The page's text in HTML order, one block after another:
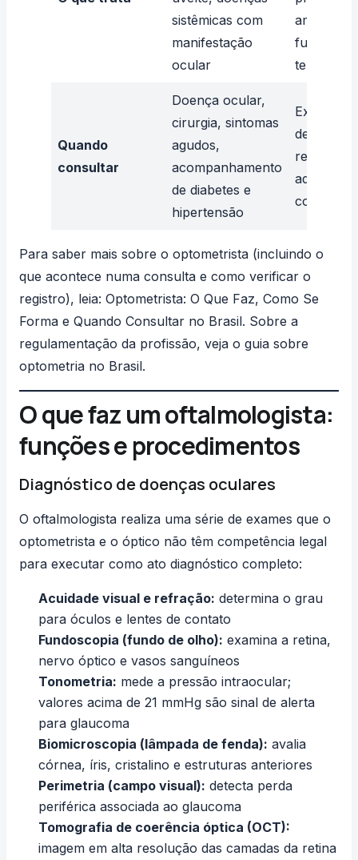
sistêmicas com
manifestação
ocular
ambliopia
funcional,
terapia
Quando
consultar
Doença ocular,
cirurgia, sintomas
agudos,
acompanhamento
de diabetes e
hipertensão
Exame de
de rotina,
renovar
adaptar
contato
Para saber mais sobre o optometrista (incluindo o
que acontece numa consulta e como verificar o
registro), leia: Optometrista: O Que Faz, Como Se
Forma e Quando Consultar no Brasil. Sobre a
regulamentação da profissão, veja o guia sobre
optometria no Brasil.
O que faz um oftalmologista:
funções e procedimentos
Diagnóstico de doenças oculares
O oftalmologista realiza uma série de exames que o
optometrista e o óptico não têm competência legal
para executar como ato diagnóstico completo:
Acuidade visual e refração: determina o grau
para óculos e lentes de contato
Fundoscopia (fundo de olho): examina a retina,
nervo óptico e vasos sanguíneos
Tonometria: mede a pressão intraocular;
valores acima de 21 mmHg são sinal de alerta
para glaucoma
Biomicroscopia (lâmpada de fenda): avalia
córnea, íris, cristalino e estruturas anteriores
Perimetria (campo visual): detecta perda
periférica associada ao glaucoma
Tomografia de coerência óptica (OCT):
imagem em alta resolução das camadas da retina